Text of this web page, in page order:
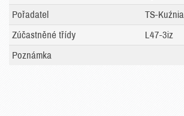
Pořadatel
TS-Kuźnia
Zúčastněné třídy
L47-3iz
Poznámka